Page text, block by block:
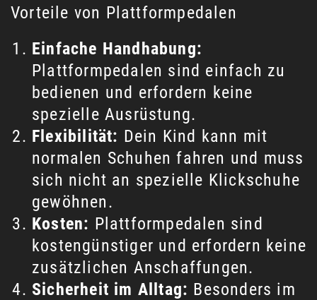
Vorteile von Plattformpedalen
Einfache Handhabung:
Plattformpedalen sind einfach zu
bedienen und erfordern keine
spezielle Ausrüstung.
Flexibilität: Dein Kind kann mit
normalen Schuhen fahren und muss
sich nicht an spezielle Klickschuhe
gewöhnen.
Kosten: Plattformpedalen sind
kostengünstiger und erfordern keine
zusätzlichen Anschaffungen.
Sicherheit im Alltag: Besonders im